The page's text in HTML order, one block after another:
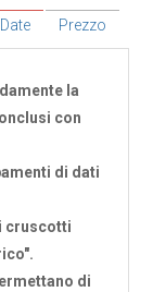
Date Prezzo
la
con
di dati
cruscotti
di